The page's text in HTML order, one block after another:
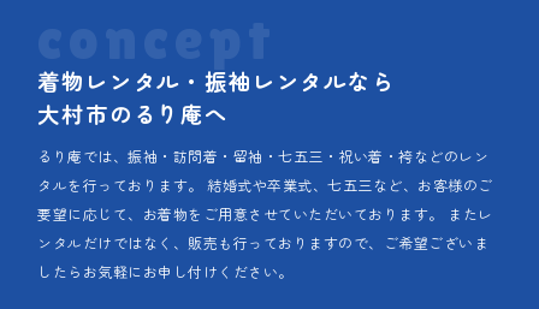
着物レンタル・振袖レンタルなら
大村市のるり庵へ
るり庵では、振袖・訪問着・留袖・七五三・祝い着・袴などのレン
タルを行っております。 結婚式や卒業式、七五三など、お客様のご
要望に応じて、お着物をご用意させていただいております。 またレ
ンタルだけではなく、販売も行っておりますので、ご希望ございま
したらお気軽にお申し付けください。